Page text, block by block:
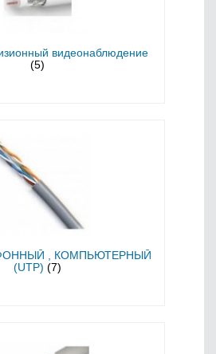
видеонаблюдение
(5)
, КОМПЬЮТЕРНЫЙ
(UTP) (7)